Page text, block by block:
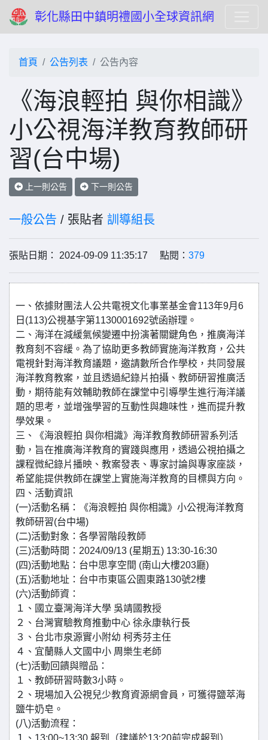
彰化縣田中鎮明禮國小全球資訊網
首頁 公告列表 公告內容
《海浪輕拍 與你相識》
小公視海洋教育教師研
習(台中場)
上一則公告 下一則公告
一般公告 / 張貼者 訓導組長
張貼日期： 2024-09-09 11:35:17 點閱： 379
一、依據財團法人公共電視文化事業基金會113年9月6
日(113)公視基字第1130001692號函辦理。
二、海洋在減緩氣候變遷中扮演著關鍵角色，推廣海洋
教育刻不容緩。為了協助更多教師實施海洋教育，公共
電視針對海洋教育議題，邀請數所合作學校，共同發展
海洋教育教案，並且透過紀錄片拍攝、教師研習推廣活
動，期待能有效輔助教師在課堂中引導學生進行海洋議
題的思考，並增強學習的互動性與趣味性，進而提升教
學效果。
三、《海浪輕拍 與你相識》海洋教育教師研習系列活
動，旨在推廣海洋教育的實踐與應用，透過公視拍攝之
課程微紀錄片播映、教案發表、專家討論與專家座談，
希望能提供教師在課堂上實施海洋教育的目標與方向。
四、活動資訊
(一)活動名稱：《海浪輕拍 與你相識》小公視海洋教育
教師研習(台中場)
(二)活動對象：各學習階段教師
(三)活動時間：2024/09/13 (星期五) 13:30-16:30
(四)活動地點：台中思享空間 (南山大樓203廳)
(五)活動地址：台中市東區公園東路130號2樓
(六)活動師資：
１、國立臺灣海洋大學 吳靖國教授
２、台灣實驗教育推動中心 徐永康執行長
３、台北市泉源實小附幼 柯秀芬主任
４、宜蘭縣人文國中小 周樂生老師
(七)活動回饋與贈品：
１、教師研習時數3小時。
２、現場加入公視兒少教育資源網會員，可獲得鹽萃海
鹽牛奶皂。
(八)活動流程：
１、13:00~13:30 報到（建議於13:20前完成報到）